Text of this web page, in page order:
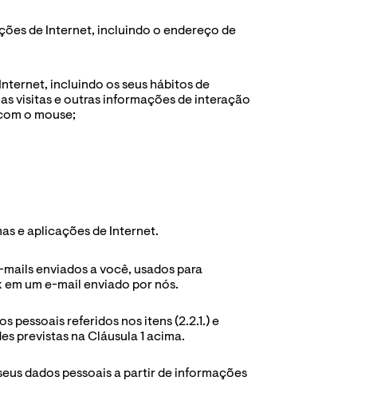
de Internet, incluindo o endereço de
incluindo os seus hábitos de
visitas e outras informações de interação
o mouse;
e aplicações de Internet.
enviados a você, usados para
um e-mail enviado por nós.
pessoais referidos nos itens (2.2.1.) e
previstas na Cláusula 1 acima.
dados pessoais a partir de informações